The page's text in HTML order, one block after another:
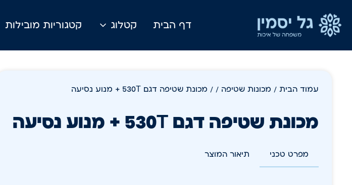
דף הבית קטלוג קטגוריות מובילות
עמוד הבית / מכונות שטיפה / / מכונת שטיפה דגם 530T + מנוע נסיעה
מכונת שטיפה דגם 530T + מנוע נסיעה
מפרט טכני תיאור המוצר